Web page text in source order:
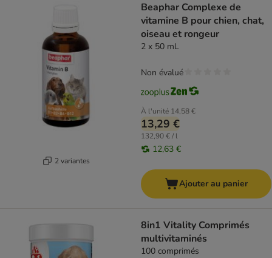
2 variantes
Beaphar Complexe de
vitamine B pour chien, chat,
oiseau et rongeur
2 x 50 mL
À l'unité 14,58 €
13,29 €
132,90 € / l
12,63 €
Non évalué
Ajouter au panier
8in1 Vitality Comprimés
multivitaminés
100 comprimés